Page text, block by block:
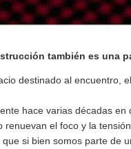
también es una
destinado al encuentro,
hace varias décadas en
el foco y la
si bien somos parte de